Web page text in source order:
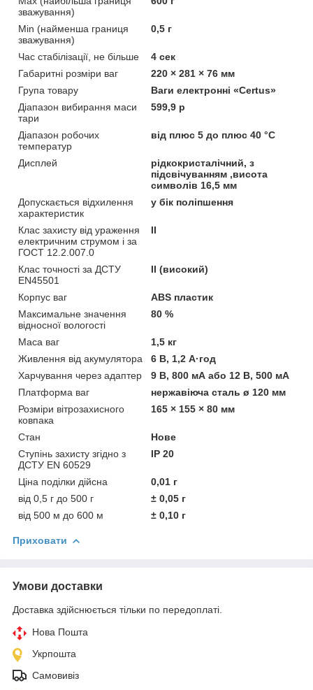
зважування)
Min (найменша границя
зважування)
0,5 г
Час стабілізації, не більше
4 сек
Габаритні розміри ваг
220 × 281 × 76 мм
Група товару
Ваги електронні «Certus»
Діапазон вибирання маси
тари
599,9 р
Діапазон робочих
температур
від плюс 5 до плюс 40 °С
Дисплей
рідкокристалічний, з
підсвічуванням ,висота
символів 16,5 мм
Допускається відхилення
характеристик
у бік поліпшення
Клас захисту від ураження
електричним струмом і за
ГОСТ 12.2.007.0
II
Клас точності за ДСТУ
EN45501
II (високий)
Корпус ваг
ABS пластик
Максимальне значення
відносної вологості
80 %
Маса ваг
1,5 кг
Живлення від акумулятора
6 В, 1,2 А·год
Харчування через адаптер
9 В, 800 мА або 12 В, 500 мА
Платформа ваг
нержавіюча сталь ø 120 мм
Розміри вітрозахисного
ковпака
165 × 155 × 80 мм
Стан
Нове
Ступінь захисту згідно з
ДСТУ EN 60529
IP 20
Ціна поділки дійсна
0,01 г
від 0,5 г до 500 г
± 0,05 г
від 500 м до 600 м
± 0,10 г
Приховати
Умови доставки
Доставка здійснюється тільки по передоплаті.
Нова Пошта
Укрпошта
Самовивіз